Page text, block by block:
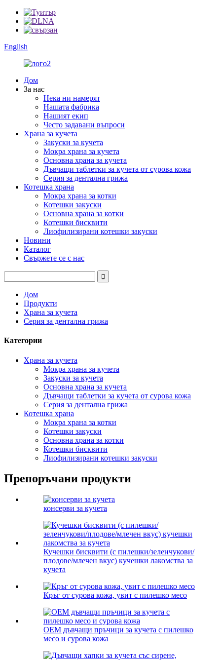
English
Дом
За нас
Нека ни намерят
Нашата фабрика
Нашият екип
Често задавани въпроси
Храна за кучета
Закуски за кучета
Мокра храна за кучета
Основна храна за кучета
Дъвчащи таблетки за кучета от сурова кожа
Серия за дентална грижа
Котешка храна
Мокра храна за котки
Котешки закуски
Основна храна за котки
Котешки бисквити
Лиофилизирани котешки закуски
Новини
Каталог
Свържете се с нас
Дом
Продукти
Храна за кучета
Серия за дентална грижа
Категории
Храна за кучета
Мокра храна за кучета
Закуски за кучета
Основна храна за кучета
Дъвчащи таблетки за кучета от сурова кожа
Серия за дентална грижа
Котешка храна
Мокра храна за котки
Котешки закуски
Основна храна за котки
Котешки бисквити
Лиофилизирани котешки закуски
Препоръчани продукти
консерви за кучета
Кучешки бисквити (с пилешки/зеленчукови/
плодове/млечен вкус) кучешки лакомства за
кучета
Кръг от сурова кожа, увит с пилешко месо
OEM дъвчащи пръчици за кучета с пилешко
месо и сурова кожа